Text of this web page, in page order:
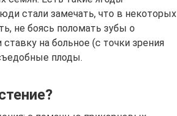
стали замечать, что в некоторых
не боясь поломать зубы о
на больное (с точки зрения
плоды.